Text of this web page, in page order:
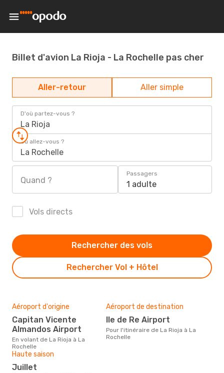
Billet d'avion La Rioja - La Rochelle pas cher
Aller-retour Aller simple
D'où partez-vous ?
La Rioja
Où allez-vous ?
La Rochelle
Quand ?
Passagers
1 adulte
Vols directs
Rechercher Vol + Hôtel
Rechercher des vols
Aéroport d'origine
Capitan Vicente
Almandos Airport
En volant de La Rioja à La
Rochelle
Aéroport de destination
Ile de Re Airport
Pour l'itinéraire de La Rioja à La
Rochelle
Haute saison
juillet